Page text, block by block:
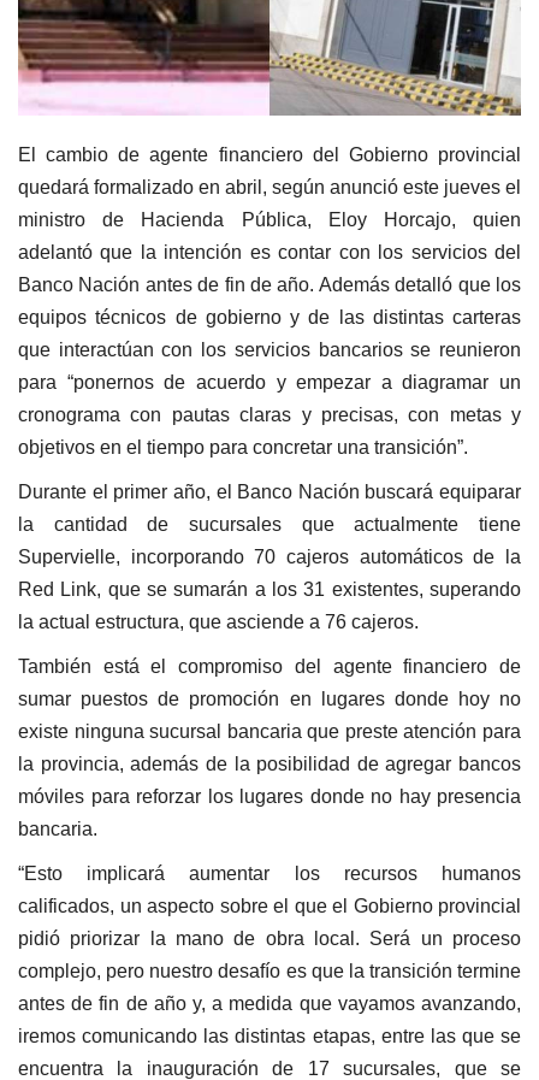
El cambio de agente financiero del Gobierno provincial
quedará formalizado en abril, según anunció este jueves el
ministro de Hacienda Pública, Eloy Horcajo, quien
adelantó que la intención es contar con los servicios del
Banco Nación antes de fin de año. Además detalló que los
equipos técnicos de gobierno y de las distintas carteras
que interactúan con los servicios bancarios se reunieron
para “ponernos de acuerdo y empezar a diagramar un
cronograma con pautas claras y precisas, con metas y
objetivos en el tiempo para concretar una transición”.
Durante el primer año, el Banco Nación buscará equiparar
la cantidad de sucursales que actualmente tiene
Supervielle, incorporando 70 cajeros automáticos de la
Red Link, que se sumarán a los 31 existentes, superando
la actual estructura, que asciende a 76 cajeros.
También está el compromiso del agente financiero de
sumar puestos de promoción en lugares donde hoy no
existe ninguna sucursal bancaria que preste atención para
la provincia, además de la posibilidad de agregar bancos
móviles para reforzar los lugares donde no hay presencia
bancaria.
“Esto implicará aumentar los recursos humanos
calificados, un aspecto sobre el que el Gobierno provincial
pidió priorizar la mano de obra local. Será un proceso
complejo, pero nuestro desafío es que la transición termine
antes de fin de año y, a medida que vayamos avanzando,
iremos comunicando las distintas etapas, entre las que se
encuentra la inauguración de 17 sucursales, que se